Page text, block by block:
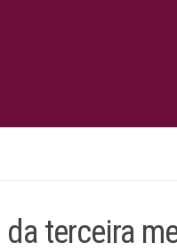
terceira